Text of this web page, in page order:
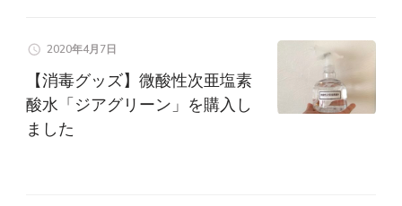
2020年4月7日
【消毒グッズ】微酸性次亜塩素
酸水「ジアグリーン」を購入し
ました